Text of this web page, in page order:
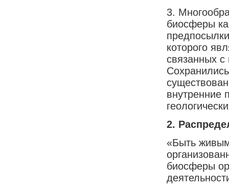
3.
биосферы
которого
связанных
внутренние
2.
«Быть
биосферы